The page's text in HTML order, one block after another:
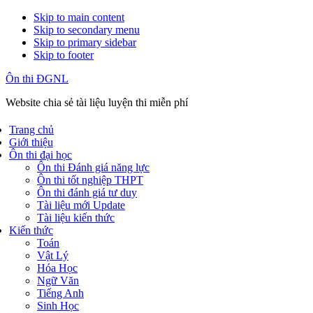
Skip to main content
Skip to secondary menu
Skip to primary sidebar
Skip to footer
Ôn thi ĐGNL
Website chia sẻ tài liệu luyện thi miễn phí
Trang chủ
Giới thiệu
Ôn thi đại học
Ôn thi Đánh giá năng lực
Ôn thi tốt nghiệp THPT
Ôn thi đánh giá tư duy
Tài liệu mới Update
Tài liệu kiến thức
Kiến thức
Toán
Vật Lý
Hóa Học
Ngữ Văn
Tiếng Anh
Sinh Học